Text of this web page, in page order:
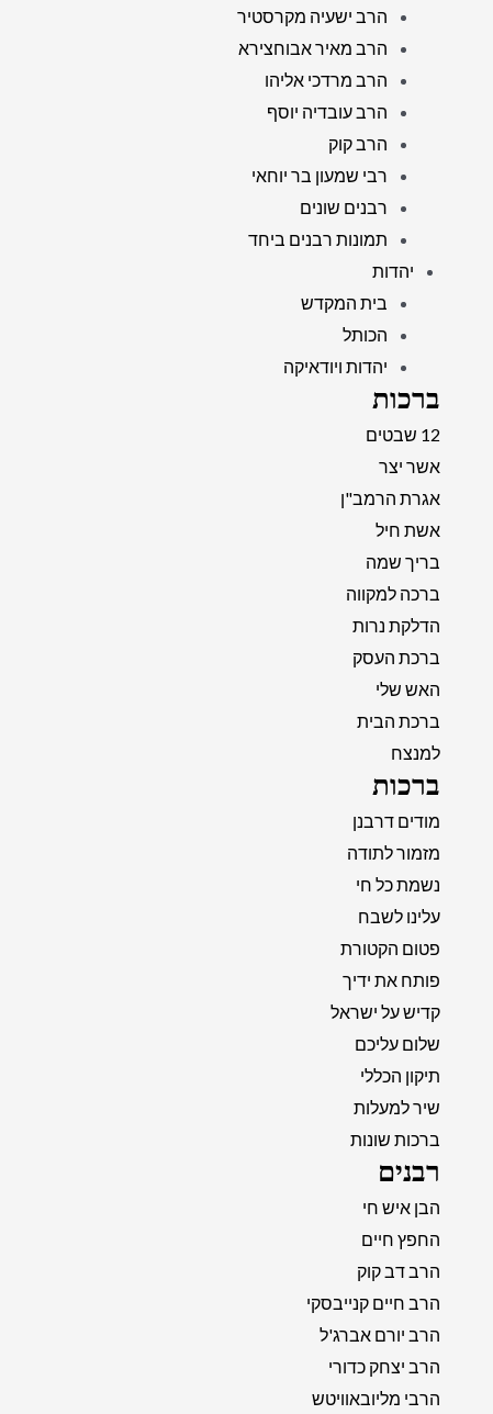
הרב ישעיה מקרסטיר
הרב מאיר אבוחצירא
הרב מרדכי אליהו
הרב עובדיה יוסף
הרב קוק
רבי שמעון בר יוחאי
רבנים שונים
תמונות רבנים ביחד
יהדות
בית המקדש
הכותל
יהדות ויודאיקה
ברכות
12 שבטים
אשר יצר
אגרת הרמב"ן
אשת חיל
בריך שמה
ברכה למקווה
הדלקת נרות
ברכת העסק
האש שלי
ברכת הבית
למנצח
ברכות
מודים דרבנן
מזמור לתודה
נשמת כל חי
עלינו לשבח
פטום הקטורת
פותח את ידיך
קדיש על ישראל
שלום עליכם
תיקון הכללי
שיר למעלות
ברכות שונות
רבנים
הבן איש חי
החפץ חיים
הרב דב קוק
הרב חיים קנייבסקי
הרב יורם אברג'ל
הרב יצחק כדורי
הרבי מליובאוויטש